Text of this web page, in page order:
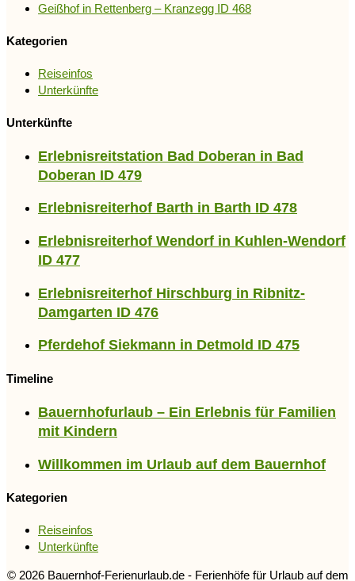
Geißhof in Rettenberg – Kranzegg ID 468
Kategorien
Reiseinfos
Unterkünfte
Unterkünfte
Erlebnisreitstation Bad Doberan in Bad
Doberan ID 479
Erlebnisreiterhof Barth in Barth ID 478
Erlebnisreiterhof Wendorf in Kuhlen-Wendorf
ID 477
Erlebnisreiterhof Hirschburg in Ribnitz-
Damgarten ID 476
Pferdehof Siekmann in Detmold ID 475
Timeline
Bauernhofurlaub – Ein Erlebnis für Familien
mit Kindern
Willkommen im Urlaub auf dem Bauernhof
Kategorien
Reiseinfos
Unterkünfte
© 2026 Bauernhof-Ferienurlaub.de - Ferienhöfe für Urlaub auf dem